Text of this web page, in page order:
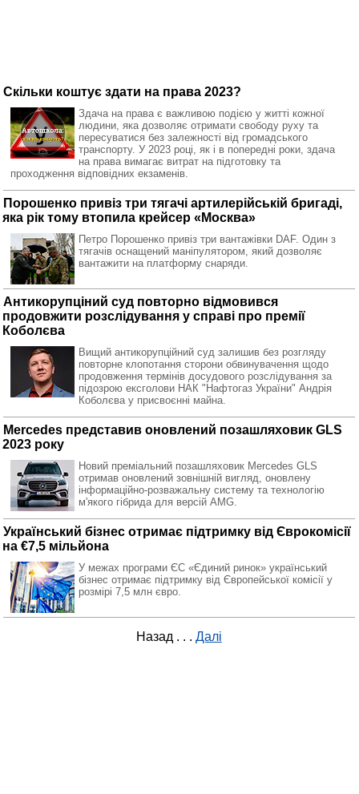
Скільки коштує здати на права 2023?
Здача на права є важливою подією у житті кожної
людини, яка дозволяє отримати свободу руху та
пересуватися без залежності від громадського
транспорту. У 2023 році, як і в попередні роки, здача
на права вимагає витрат на підготовку та
проходження відповідних екзаменів.
Порошенко привіз три тягачі артилерійській бригаді,
яка рік тому втопила крейсер «Москва»
Петро Порошенко привіз три вантажівки DAF. Один з
тягачів оснащений маніпулятором, який дозволяє
вантажити на платформу снаряди.
Антикорупціний суд повторно відмовився
продовжити розслідування у справі про премії
Коболєва
Вищий антикорупційний суд залишив без розгляду
повторне клопотання сторони обвинувачення щодо
продовження термінів досудового розслідування за
підозрою ексголови НАК "Нафтогаз України" Андрія
Коболєва у присвоєнні майна.
Mercedes представив оновлений позашляховик GLS
2023 року
Новий преміальний позашляховик Mercedes GLS
отримав оновлений зовнішній вигляд, оновлену
інформаційно-розважальну систему та технологію
м'якого гібрида для версій AMG.
Український бізнес отримає підтримку від Єврокомісії
на €7,5 мільйона
У межах програми ЄС «Єдиний ринок» український
бізнес отримає підтримку від Європейської комісії у
розмірі 7,5 млн євро.
Назад . . . Далі